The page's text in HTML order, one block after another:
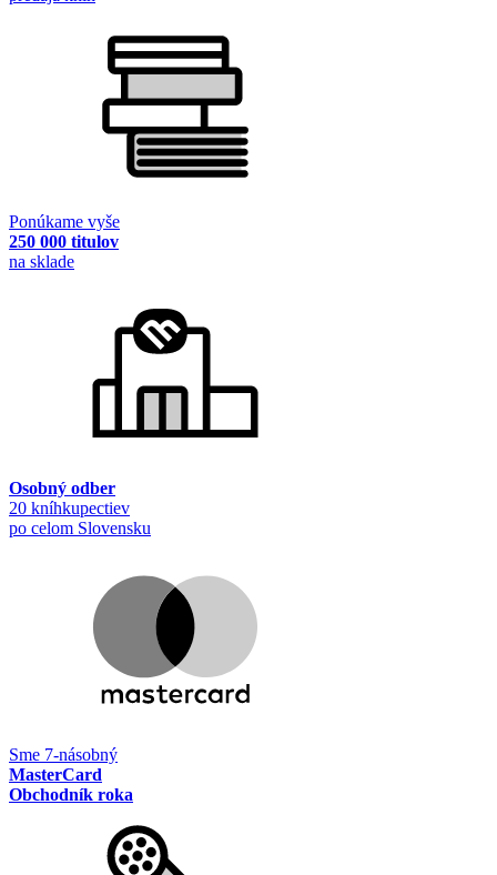
Ponúkame vyše
250 000 titulov
na sklade
Osobný odber
20 kníhkupectiev
po celom Slovensku
Sme 7-násobný
MasterCard
Obchodník roka